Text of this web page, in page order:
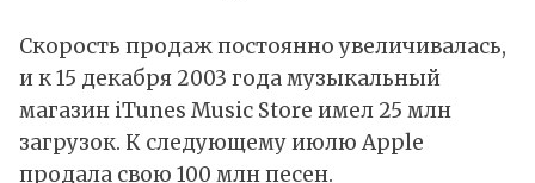
Скорость продаж постоянно увеличивалась,
и к 15 декабря 2003 года музыкальный
магазин iTunes Music Store имел 25 млн
загрузок. К следующему июлю Apple
продала свою 100 млн песен.